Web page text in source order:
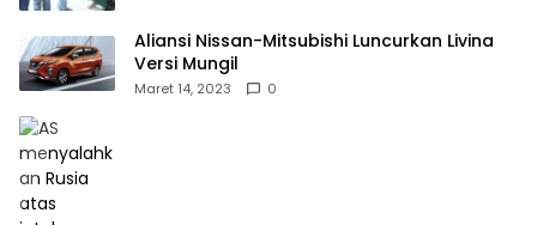
Aliansi Nissan-Mitsubishi Luncurkan Livina
Versi Mungil
Maret 14, 2023 0